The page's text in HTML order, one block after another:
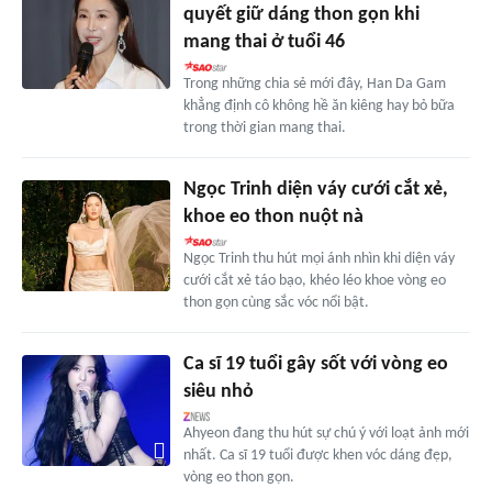
quyết giữ dáng thon gọn khi
mang thai ở tuổi 46
Trong những chia sẻ mới đây, Han Da Gam
khẳng định cô không hề ăn kiêng hay bỏ bữa
trong thời gian mang thai.
Ngọc Trinh diện váy cưới cắt xẻ,
khoe eo thon nuột nà
Ngọc Trinh thu hút mọi ánh nhìn khi diện váy
cưới cắt xẻ táo bạo, khéo léo khoe vòng eo
thon gọn cùng sắc vóc nổi bật.
Ca sĩ 19 tuổi gây sốt với vòng eo
siêu nhỏ
Ahyeon đang thu hút sự chú ý với loạt ảnh mới
nhất. Ca sĩ 19 tuổi được khen vóc dáng đẹp,
vòng eo thon gọn.